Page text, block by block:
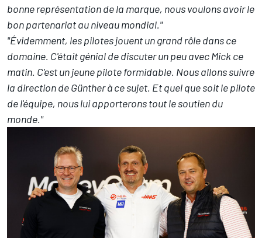
bonne représentation de la marque, nous voulons avoir le
bon partenariat au niveau mondial."
"Évidemment, les pilotes jouent un grand rôle dans ce
domaine. C'était génial de discuter un peu avec Mick ce
matin. C'est un jeune pilote formidable. Nous allons suivre
la direction de Günther à ce sujet. Et quel que soit le pilote
de l'équipe, nous lui apporterons tout le soutien du
monde."